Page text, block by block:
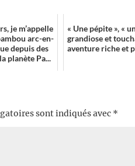
je m’appelle
arc-en-
depuis des
planète Pa...
« Une pépite », «
grandiose et
aventure riche et
sont indiqués avec *